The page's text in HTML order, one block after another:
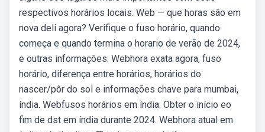
respectivos horários locais. Web — que horas são em
nova deli agora? Verifique o fuso horário, quando
começa e quando termina o horario de verão de 2024,
e outras informações. Webhora exata agora, fuso
horário, diferença entre horários, horários do
nascer/pôr do sol e informações chave para mumbai,
índia. Webfusos horários em índia. Obter o início eo
fim de dst em índia durante 2024. Webhora atual em